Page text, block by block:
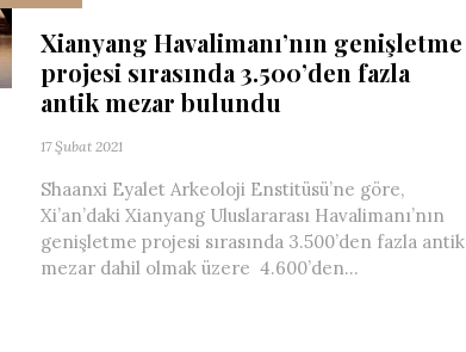
Xianyang Havalimanı’nın genişletme
projesi sırasında 3.500’den fazla
antik mezar bulundu
17 Şubat 2021
Shaanxi Eyalet Arkeoloji Enstitüsü’ne göre,
Xi’an’daki Xianyang Uluslararası Havalimanı’nın
genişletme projesi sırasında 3.500’den fazla antik
mezar dahil olmak üzere 4.600’den...